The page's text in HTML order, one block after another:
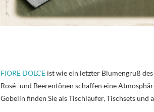
FIORE DOLCE ist wie ein letzter Blumengruß
Rosé- und Beerentönen schaffen eine
Gobelin finden Sie als Tischläufer, Tischsets und